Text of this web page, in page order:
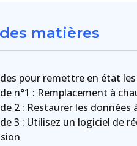
matières
pour remettre en état
n°1 : Remplacement à
2 : Restaurer les données
3 : Utilisez un logiciel de